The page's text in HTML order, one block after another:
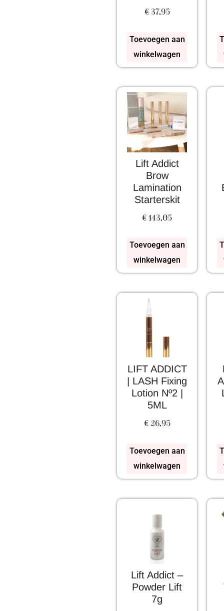
€37,95
Toevoegen aan
winkelwagen
Lift Addict
Brow
Lamination
Starterskit
€143,05
Toevoegen aan
winkelwagen
LIFT ADDICT
| LASH Fixing
Lotion Nº2 |
5ML
€26,95
Toevoegen aan
winkelwagen
Lift Addict –
Powder Lift
7g